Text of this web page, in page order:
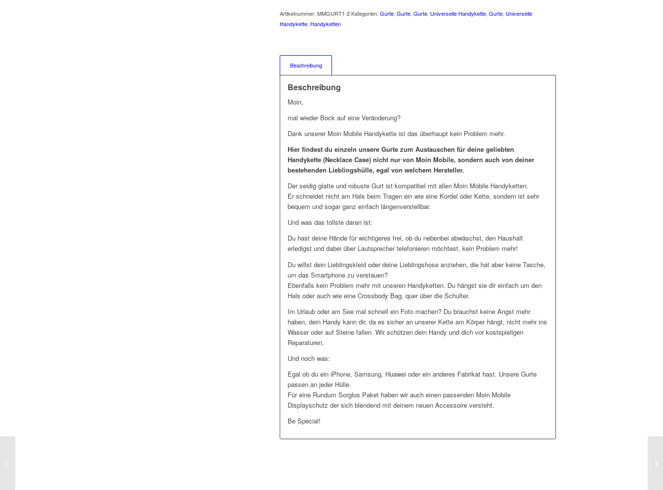
Artikelnummer:MMGURT1-2 Kategorien:Gurte,Gurte,Gurte, Universelle Handykette,Gurte, Universelle
Handykette, Handyketten
Beschreibung
Beschreibung
Moin,
mal wieder Bock auf eine Veränderung?
Dank unserer Moin Mobile Handykette ist das überhaupt kein Problem mehr.
Hier findest du einzeln unsere Gurte zum Austauschen für deine geliebten
Handykette (Necklace Case) nicht nur von Moin Mobile, sondern auch von deiner
bestehenden Lieblingshülle, egal von welchem Hersteller.
Der seidig glatte und robuste Gurt ist kompatibel mit allen Moin Mobile Handyketten.
Er schneidet nicht am Hals beim Tragen ein wie eine Kordel oder Kette, sondern ist sehr
bequem und sogar ganz einfach längenverstellbar.
Und was das tollste daran ist:
Du hast deine Hände für wichtigeres frei, ob du nebenbei abwäschst, den Haushalt
erledigst und dabei über Lautsprecher telefonieren möchtest, kein Problem mehr!
Du willst dein Lieblingskleid oder deine Lieblingshose anziehen, die hat aber keine Tasche,
um das Smartphone zu verstauen?
Ebenfalls kein Problem mehr mit unseren Handyketten. Du hängst sie dir einfach um den
Hals oder auch wie eine Crossbody Bag, quer über die Schulter.
Im Urlaub oder am See mal schnell ein Foto machen? Du brauchst keine Angst mehr
haben, dein Handy kann dir, da es sicher an unserer Kette am Körper hängt, nicht mehr ins
Wasser oder auf Steine fallen. Wir schützen dein Handy und dich vor kostspieligen
Reparaturen.
Und noch was:
Egal ob du ein iPhone, Samsung, Huawei oder ein anderes Fabrikat hast. Unsere Gurte
passen an jeder Hülle.
Für eine Rundum Sorglos Paket haben wir auch einen passenden Moin Mobile
Displayschutz der sich blendend mit deinem neuen Accessoire versteht.
Be Special!